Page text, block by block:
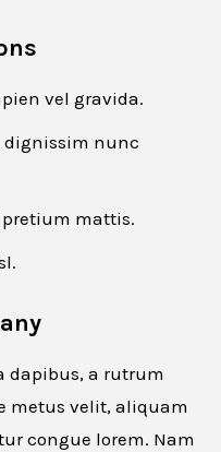
browse
vel gravida.
dignissim nunc
mattis.
dapibus, a rutrum
metus velit, aliquam
congue lorem. Nam